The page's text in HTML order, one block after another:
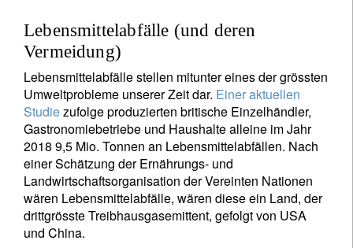
Lebensmittelabfälle (und deren
Vermeidung)
Lebensmittelabfälle stellen mitunter eines der grössten
Umweltprobleme unserer Zeit dar. Einer aktuellen
Studiezufolge produzierten britische Einzelhändler,
Gastronomiebetriebe und Haushalte alleine im Jahr
2018 9,5 Mio. Tonnen an Lebensmittelabfällen. Nach
einer Schätzung der Ernährungs- und
Landwirtschaftsorganisation der Vereinten Nationen
wären Lebensmittelabfälle, wären diese ein Land, der
drittgrösste Treibhausgasemittent, gefolgt von USA
und China.